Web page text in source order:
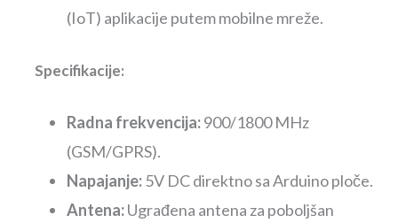
(IoT) aplikacije putem mobilne mreže.
Specifikacije:
Radna frekvencija:900/1800 MHz
(GSM/GPRS).
Napajanje:5V DC direktno sa Arduino ploče.
Antena:Ugrađena antena za poboljšan